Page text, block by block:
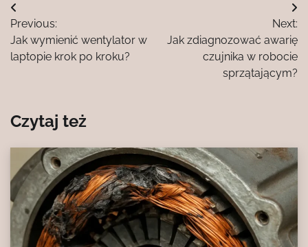
Nawigacja
wpisu
Previous:
Jak wymienić wentylator w
laptopie krok po kroku?
Next:
Jak zdiagnozować awarię
czujnika w robocie
sprzątającym?
Czytaj też